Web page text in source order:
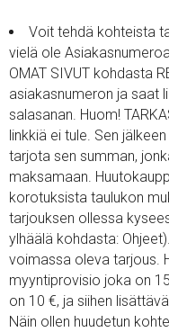
Voit tehdä kohteista
vielä ole
OMAT SIVUT kohdasta
asiakasnumeron ja saat
salasanan. Huom!
linkkiä ei tule. Sen
tarjota sen summan,
maksamaan.
korotuksista taulukon
tarjouksen ollessa
ylhäälä kohdasta:
voimassa oleva tarjous.
myyntiprovisio joka on
on 10 €, ja siihen
Näin ollen huudetun